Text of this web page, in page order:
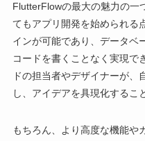
FlutterFlowの最大の魅力の一
てもアプリ開発を始められる
インが可能であり、データベ
コードを書くことなく実現で
ドの担当者やデザイナーが
し、アイデアを具現化するこ
もちろん、より高度な機能や